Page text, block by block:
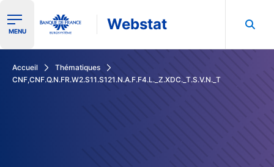
Ouvrir le menu de navigation
MENU Webstat
Accueil
Thématiques
CNF,CNF.Q.N.FR.W2.S11.S121.N.A.F.F4.L._Z.XDC._T.S.V.N._T